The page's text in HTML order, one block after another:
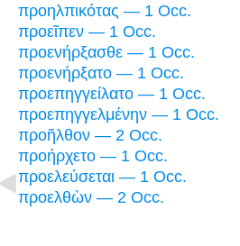
προηλπικότας — 1 Occ.
προεῖπεν — 1 Occ.
προενήρξασθε — 1 Occ.
προενήρξατο — 1 Occ.
προεπηγγείλατο — 1 Occ.
προεπηγγελμένην — 1 Occ.
προῆλθον — 2 Occ.
προήρχετο — 1 Occ.
προελεύσεται — 1 Occ.
προελθὼν — 2 Occ.